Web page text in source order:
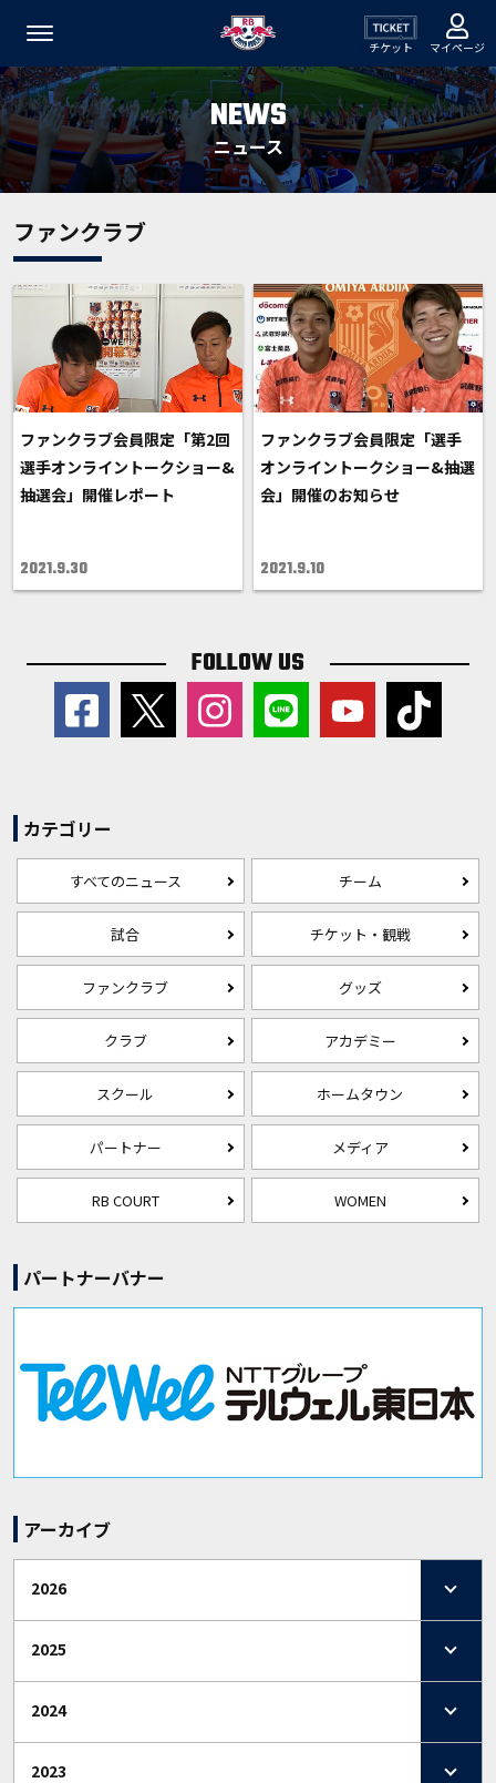
チケット マイページ
NEWS
ニュース
ファンクラブ
ファンクラブ会員限定「第2回
選手オンライントークショー&
抽選会」開催レポート
2021.9.30
ファンクラブ会員限定「選手
オンライントークショー&抽選
会」開催のお知らせ
2021.9.10
FOLLOW US
カテゴリー
すべてのニュース チーム
試合 チケット・観戦
ファンクラブ グッズ
クラブ アカデミー
スクール ホームタウン
パートナー メディア
RB COURT WOMEN
パートナーバナー
アーカイブ
2026
2025
2024
2023